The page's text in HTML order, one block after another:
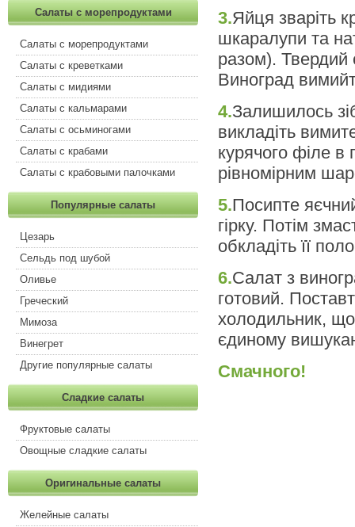
Салаты с морепродуктами
Салаты с морепродуктами
Салаты с креветками
Салаты с мидиями
Салаты с кальмарами
Салаты с осьминогами
Салаты с крабами
Салаты с крабовыми палочками
Популярные салаты
Цезарь
Сельдь под шубой
Оливье
Греческий
Мимоза
Винегрет
Другие популярные салаты
Сладкие салаты
Фруктовые салаты
Овощные сладкие салаты
Оригинальные салаты
Желейные салаты
3.Яйця зваріть
шкаралупи та
разом). Твердий
Виноград
4.Залишилось
викладіть
курячого філе в
рівномірним
5.Посипте
гірку. Потім
обкладіть її
6.Салат з
готовий.
холодильник,
єдиному
Смачного!